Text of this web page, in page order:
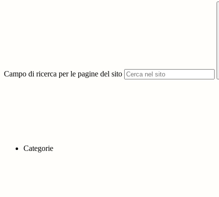
Campo di ricerca per le pagine del sito
Categorie